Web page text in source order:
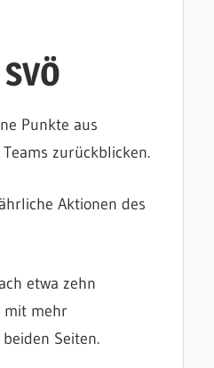
Punkte aus
zurückblicken.
Aktionen des
etwa zehn
mit mehr
Seiten.